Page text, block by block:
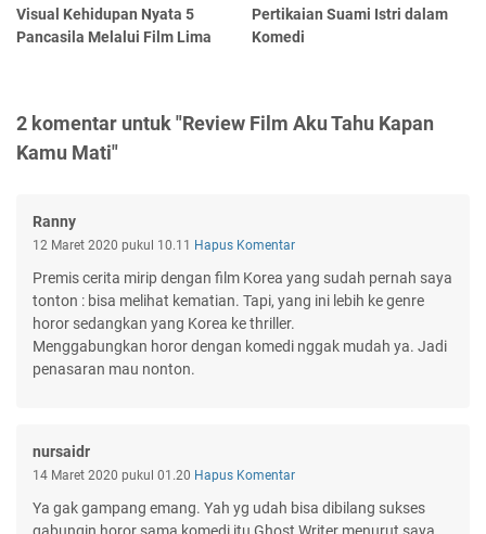
Visual Kehidupan Nyata 5
Pancasila Melalui Film Lima
Pertikaian Suami Istri dalam
Komedi
2 komentar untuk "Review Film Aku Tahu Kapan
Kamu Mati"
Ranny
12 Maret 2020 pukul 10.11 Hapus Komentar
Premis cerita mirip dengan film Korea yang sudah pernah saya
tonton : bisa melihat kematian. Tapi, yang ini lebih ke genre
horor sedangkan yang Korea ke thriller.
Menggabungkan horor dengan komedi nggak mudah ya. Jadi
penasaran mau nonton.
nursaidr
14 Maret 2020 pukul 01.20 Hapus Komentar
Ya gak gampang emang. Yah yg udah bisa dibilang sukses